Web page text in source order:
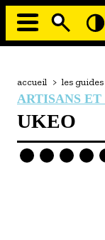
Aller
principale
À MOI LA
SOUS
Fil
d'Ariane
accueil > les guides
ARTISANS ET
UKEO